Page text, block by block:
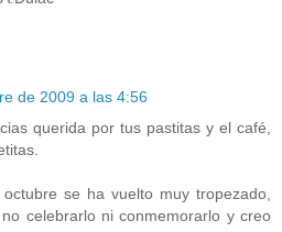
de 2009 a las 4:56
querida por tus pastitas y el café,
se ha vuelto muy tropezado,
celebrarlo ni conmemorarlo y creo